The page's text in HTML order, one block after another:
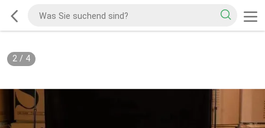
2/ 4